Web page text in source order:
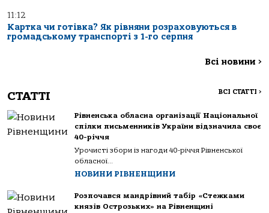
11:12
Картка чи готівка? Як рівняни розраховуються в
громадському транспорті з 1-го серпня
Всі новини >
СТАТТІ ВСІ СТАТТІ >
Рівненська обласна організації Національної
спілки письменників України відзначила своє
40-річчя
Урочисті збори із нагоди 40-річчя Рівненської
обласної...
НОВИНИ РІВНЕНЩИНИ
Розпочався мандрівний табір «Стежками
князів Острозьких» на Рівненщині